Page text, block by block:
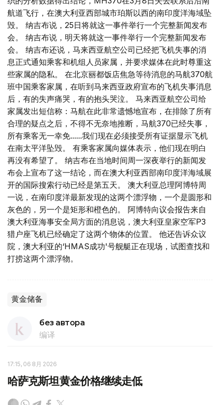
航道飞行，在澳大利亚西部城市珀斯以西的南印度洋海域坠
毁。 纳吉布说，25日将就这一事件举行一个完整新闻发布
会。 纳吉布说，明天将就这一事件举行一个完整新闻发布
会。 纳吉布还说，马来西亚航空公司已经把飞机失事的消
息正式通知乘客和机组人员家属，并要求媒体在此时尊重这
些家属的隐私。 在北京丽都饭店焦急等待消息的马航370航
班中国乘客家属，在听到马来西亚政府宣布的飞机失事消息
后，有的失声痛哭，有的抱头哭泣。 马来西亚航空公司给
家属发出短信称：马航在此非常遗憾地宣布，在排除了所有
合理的疑点之后，不得不无奈地推断，马航370已经失事，
所有乘客无一幸免......我们现在必须接受所有证据显示飞机
在南太平洋坠毁。 有乘客家属向媒体表示，他们现在明白
再没有希望了。 纳吉布在当地时间周一深夜举行的新闻发
布会上宣布了这一结论，而在澳大利亚西部南印度洋海域展
开的国际搜索行动已经是第五天。 澳大利亚总理阿博特周
一说，在南印度洋最新发现的这两个漂浮物，一个是圆形和
灰色的，另一个是矩形和橙色的。 阿博特向议会报告来自
澳大利亚海事安全局方面的消息说，澳大利亚皇家空军P3
猎户座飞机已经确定了这两个物体的位置。 他还告诉众议
院，澳大利亚的‘HMAS成功'号舰艇正在现场，试图查找和
打捞这两个漂浮物。
黄金储备
без автора
编译
17:15, 06 8月 2026
哈萨克斯坦黄金价格继续走低